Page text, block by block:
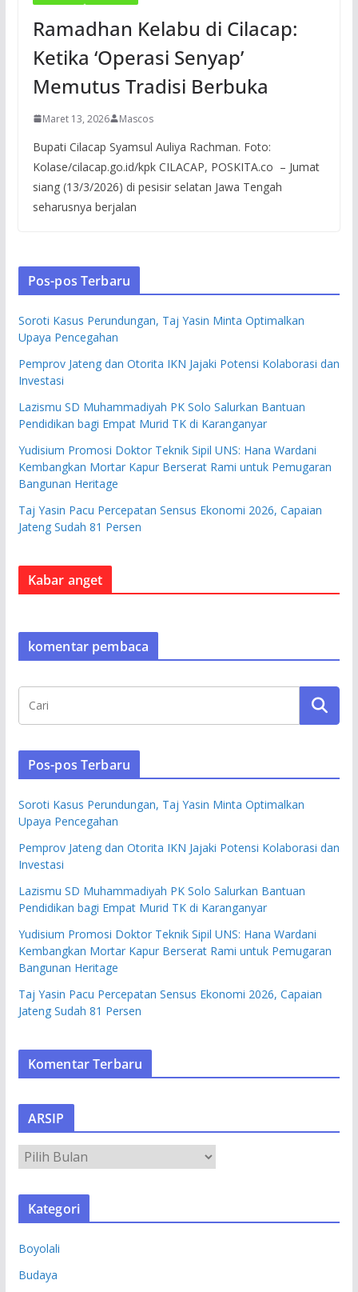
Ramadhan Kelabu di Cilacap:
Ketika ‘Operasi Senyap’
Memutus Tradisi Berbuka
Maret 13, 2026 Mascos
Bupati Cilacap Syamsul Auliya Rachman. Foto:
Kolase/cilacap.go.id/kpk CILACAP, POSKITA.co – Jumat
siang (13/3/2026) di pesisir selatan Jawa Tengah
seharusnya berjalan
Pos-pos Terbaru
Soroti Kasus Perundungan, Taj Yasin Minta Optimalkan
Upaya Pencegahan
Pemprov Jateng dan Otorita IKN Jajaki Potensi Kolaborasi dan
Investasi
Lazismu SD Muhammadiyah PK Solo Salurkan Bantuan
Pendidikan bagi Empat Murid TK di Karanganyar
Yudisium Promosi Doktor Teknik Sipil UNS: Hana Wardani
Kembangkan Mortar Kapur Berserat Rami untuk Pemugaran
Bangunan Heritage
Taj Yasin Pacu Percepatan Sensus Ekonomi 2026, Capaian
Jateng Sudah 81 Persen
Kabar anget
komentar pembaca
Pos-pos Terbaru
Soroti Kasus Perundungan, Taj Yasin Minta Optimalkan
Upaya Pencegahan
Pemprov Jateng dan Otorita IKN Jajaki Potensi Kolaborasi dan
Investasi
Lazismu SD Muhammadiyah PK Solo Salurkan Bantuan
Pendidikan bagi Empat Murid TK di Karanganyar
Yudisium Promosi Doktor Teknik Sipil UNS: Hana Wardani
Kembangkan Mortar Kapur Berserat Rami untuk Pemugaran
Bangunan Heritage
Taj Yasin Pacu Percepatan Sensus Ekonomi 2026, Capaian
Jateng Sudah 81 Persen
Komentar Terbaru
ARSIP
R
S
Kategori
Boyolali
Budaya